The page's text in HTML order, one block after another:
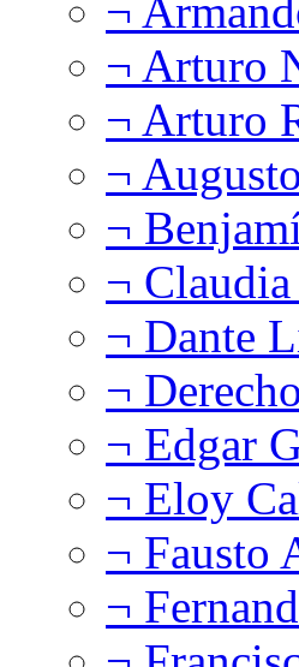
¬
¬ Arturo
¬ Arturo
¬
¬
¬
¬ Dante
¬
¬ Edgar
¬ Eloy
¬ Fausto
¬